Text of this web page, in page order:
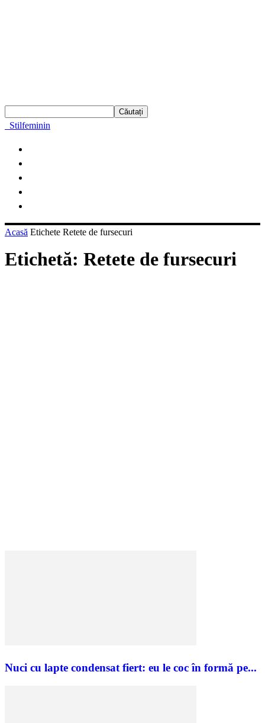
Stilfeminin
Acasă Etichete Retete de fursecuri
Etichetă: Retete de fursecuri
Nuci cu lapte condensat fiert: eu le coc în formă pe...